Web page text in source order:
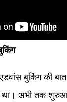
बुकिंग की
अभी तक